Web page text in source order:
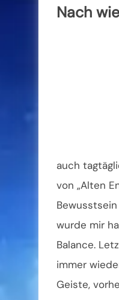
Nach
auch
von „Alten
wurde mir
Balance.
immer
Geiste,